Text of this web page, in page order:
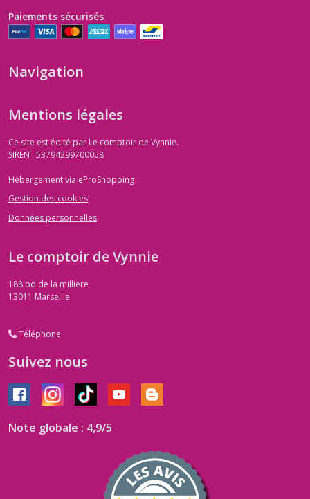
Paiements sécurisés
Navigation
Mentions légales
Ce site est édité par Le comptoir de Vynnie.
SIREN : 53794299700058
Hébergement via eProShopping
Gestion des cookies
Données personnelles
Le comptoir de Vynnie
188 bd de la milliere
13011 Marseille
Téléphone
Suivez nous
Note globale : 4,9/5